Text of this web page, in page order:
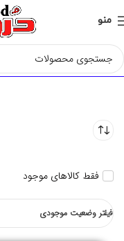
منو
فقط کالاهای موجود
فیلتر وضعیت موجودی